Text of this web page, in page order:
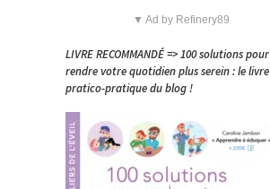
▼ Ad by Refinery89
LIVRE RECOMMANDÉ => 100 solutions pour
rendre votre quotidien plus serein : le livre
pratico-pratique du blog !